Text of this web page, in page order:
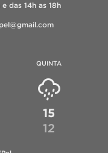
das 14h as 18h
QUINTA
15
12